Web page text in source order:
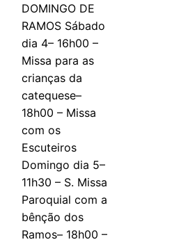
DOMINGO DE
RAMOS Sábado
dia 4– 16h00 –
Missa para as
crianças da
catequese–
18h00 – Missa
com os
Escuteiros
Domingo dia 5–
11h30 – S. Missa
Paroquial com a
bênção dos
Ramos– 18h00 –